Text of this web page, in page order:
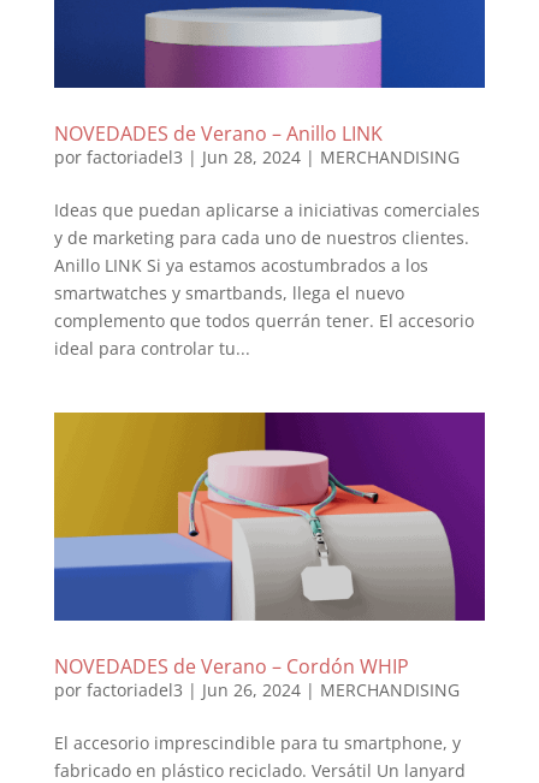
NOVEDADES de Verano – Anillo LINK
por factoriadel3 | Jun 28, 2024| MERCHANDISING
Ideas que puedan aplicarse a iniciativas comerciales
y de marketing para cada uno de nuestros clientes.
Anillo LINK Si ya estamos acostumbrados a los
smartwatches y smartbands, llega el nuevo
complemento que todos querrán tener. El accesorio
ideal para controlar tu...
NOVEDADES de Verano – Cordón WHIP
por factoriadel3 | Jun 26, 2024| MERCHANDISING
El accesorio imprescindible para tu smartphone, y
fabricado en plástico reciclado. Versátil Un lanyard